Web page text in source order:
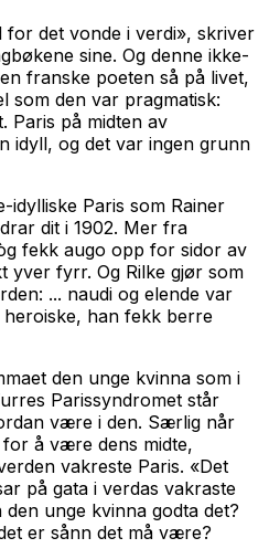
for det vonde i verdi», skriver
sine. Og denne ikke-
franske poeten så på livet,
som den var pragmatisk:
Paris på midten av
idyll, og det var ingen grunn
idylliske Paris som Rainer
dit i 1902. Mer fra
fekk augo opp for sidor av
yver fyrr. Og Rilke gjør som
... naudi og elende var
han fekk berre
den unge kvinna som i
Parissyndromet står
være i den. Særlig når
å være dens midte,
vakreste Paris. «Det
på gata i verdas vakraste
unge kvinna godta det?
er sånn det må være?